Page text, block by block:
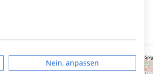
Nein, anpassen